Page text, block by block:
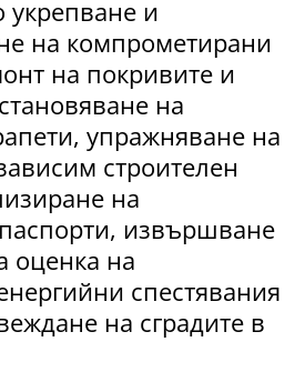
укрепване и
на компрометирани
на покривите и
на
упражняване на
строителен
на
извършване
оценка на
спестявания
на сградите в